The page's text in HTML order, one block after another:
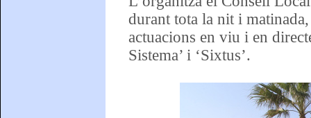
durant tota la nit i
actuacions en viu i en
Sistema’ i ‘Sixtus’.